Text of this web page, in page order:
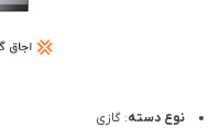
نوع دسته: گازی